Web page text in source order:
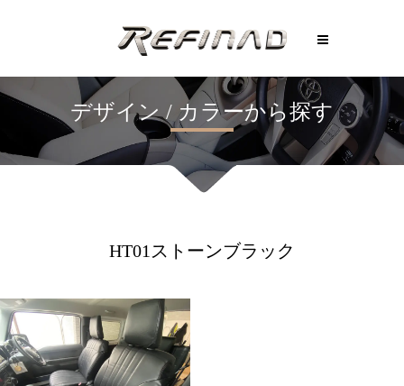
HT01ストーンブラック